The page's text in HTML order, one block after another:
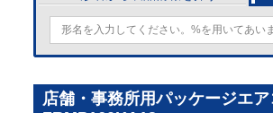
店舗・事務所用パッケージエ